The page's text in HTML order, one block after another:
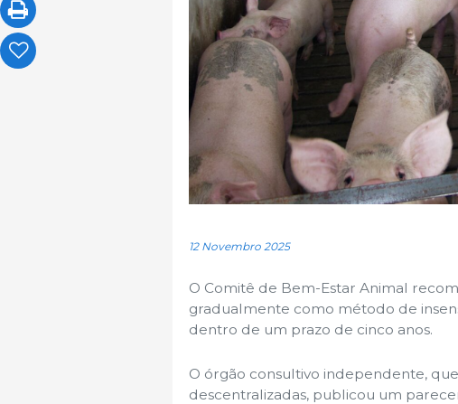
12 Novembro 2025
O Comitê de Bem-Estar Animal
gradualmente como método de
dentro de um prazo de cinco anos.
O órgão consultivo independente,
descentralizadas, publicou um